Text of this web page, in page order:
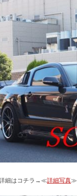
細はコチラ→≪詳細写真≫